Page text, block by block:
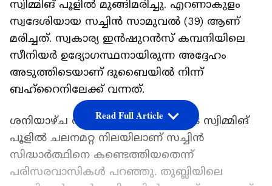
സ്വിമ്മിങ് പൂളില്‍ മുങ്ങിമരിച്ചു. എറണാകുളം
സ്വദേശിയായ സച്ചിന്‍ സാമുവല്‍ (39) ആണ്
മരിച്ചത്. സ്വകാര്യ ഇന്‍ഷുറന്‍സ് കമ്പനിയിലെ
സീനിയര്‍ ഉദ്യോഗസ്ഥനായിരുന്ന അദ്ദേഹം
അടുത്തിടെയാണ് ദുബൈയില്‍ നിന്ന്
ബഹ്റൈനിലേക്ക് വന്നത്.
ശനിയാഴ്ച രാത്രി പത്ത് മണിയോടെ സ്വിമ്മിങ്
പൂളില്‍ ചലനമറ്റ നിലയിലാണ് സച്ചിന്‍
സിദ്ധാര്‍ത്ഥിനെ കണ്ടെത്തിയതെന്ന്
പരിസരവാസികള്‍ പറഞ്ഞു. തുബ്ലിയിലെ
Read Full Article